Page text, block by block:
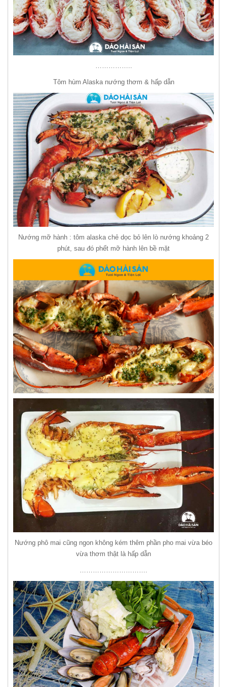
……………..
Tôm hùm Alaska nướng thơm & hấp dẫn
Nướng mỡ hành : tôm alaska chẻ dọc bỏ lên lò nướng khoảng 2
phút, sau đó phết mỡ hành lên bề mặt
Nướng phô mai cũng ngon không kém thêm phần pho mai vừa béo
vừa thơm thật là hấp dẫn
………………………….